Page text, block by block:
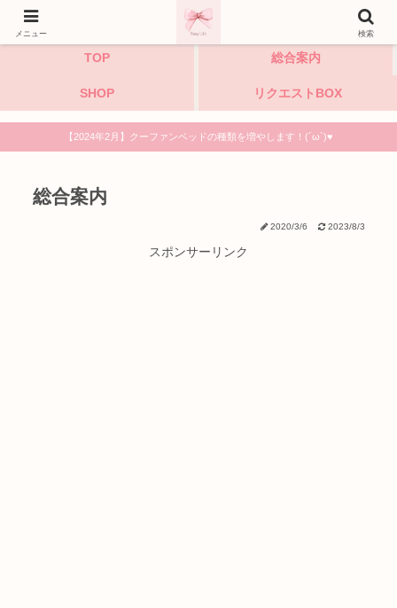
小型犬・猫・うさぎのハンドメイドペットベッド専門店
TOP 総合案内
SHOP リクエストBOX
【2024年2月】クーファンベッドの種類を増やします！(´ω`)♥
総合案内
2020/3/6 2023/8/3
スポンサーリンク
メニュー 検索